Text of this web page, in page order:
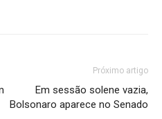
Próximo artigo
Em sessão solene vazia,
Bolsonaro aparece no Senado